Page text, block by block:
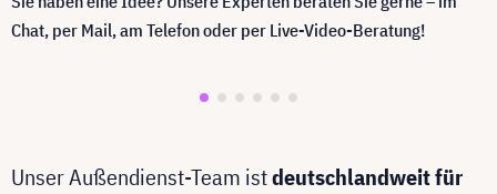
Chat, per Mail, am Telefon oder per Live-Video-Beratung!
Unser Außendienst-Team istdeutschlandweit für